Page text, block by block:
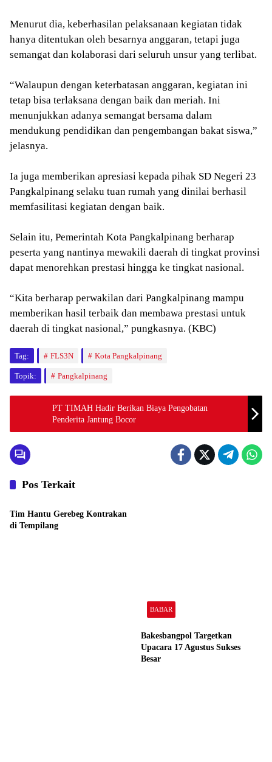
Menurut dia, keberhasilan pelaksanaan kegiatan tidak
hanya ditentukan oleh besarnya anggaran, tetapi juga
semangat dan kolaborasi dari seluruh unsur yang terlibat.
“Walaupun dengan keterbatasan anggaran, kegiatan ini
tetap bisa terlaksana dengan baik dan meriah. Ini
menunjukkan adanya semangat bersama dalam
mendukung pendidikan dan pengembangan bakat siswa,”
jelasnya.
Ia juga memberikan apresiasi kepada pihak SD Negeri 23
Pangkalpinang selaku tuan rumah yang dinilai berhasil
memfasilitasi kegiatan dengan baik.
Selain itu, Pemerintah Kota Pangkalpinang berharap
peserta yang nantinya mewakili daerah di tingkat provinsi
dapat menorehkan prestasi hingga ke tingkat nasional.
“Kita berharap perwakilan dari Pangkalpinang mampu
memberikan hasil terbaik dan membawa prestasi untuk
daerah di tingkat nasional,” pungkasnya. (KBC)
Tag: FLS3N Kota Pangkalpinang
Topik: Pangkalpinang
PT TIMAH Hadir Berikan Biaya Pengobatan
Penderita Jantung Bocor
Pos Terkait
HEADLINE
Tim Hantu Gerebeg Kontrakan
di Tempilang
Hukum